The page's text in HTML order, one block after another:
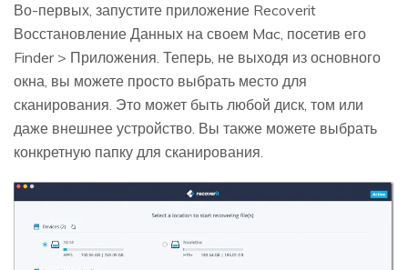
Во-первых, запустите приложение Recoverit
Восстановление Данных на своем Mac, посетив его
Finder > Приложения. Теперь, не выходя из основного
окна, вы можете просто выбрать место для
сканирования. Это может быть любой диск, том или
даже внешнее устройство. Вы также можете выбрать
конкретную папку для сканирования.